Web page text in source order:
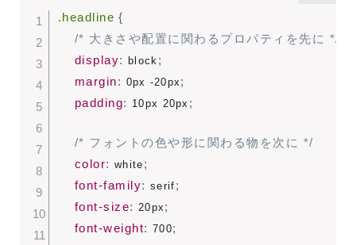
.headline {
/* 大きさや配置に関わるプロパティを先に */
display: block ;
margin: 0px -20px ;
padding: 10px 20px ;
/* フォントの色や形に関わる物を次に */
color: white ;
font-family: serif ;
font-size: 20px ;
font-weight: 700;